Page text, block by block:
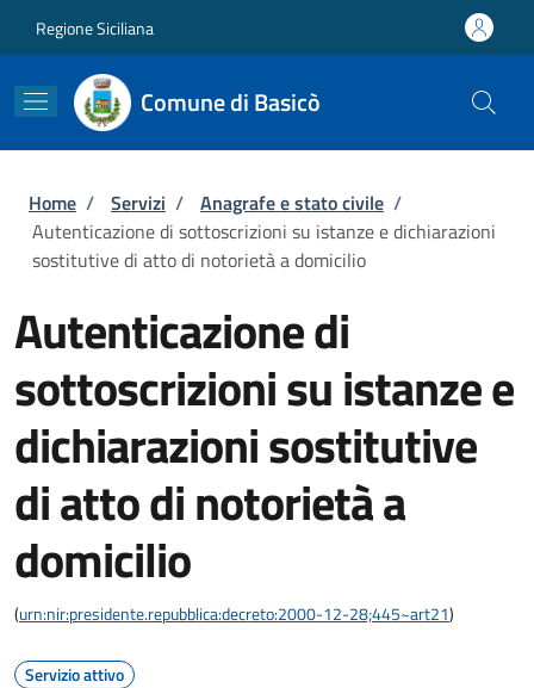
Regione Siciliana
Comune di Basicò
Briciole di pane
Home / Servizi / Anagrafe e stato civile /
Autenticazione di sottoscrizioni su istanze e dichiarazioni
sostitutive di atto di notorietà a domicilio
Autenticazione di
sottoscrizioni su istanze e
dichiarazioni sostitutive
di atto di notorietà a
domicilio
(urn:nir:presidente.repubblica:decreto:2000-12-28;445~art21)
Servizio attivo